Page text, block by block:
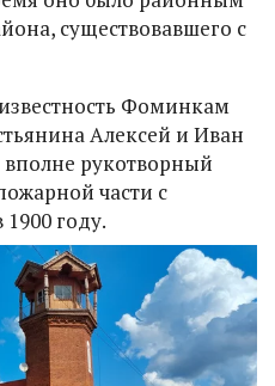
существовавшего с
Фоминкам
Алексей и Иван
рукотворный
части с
году.